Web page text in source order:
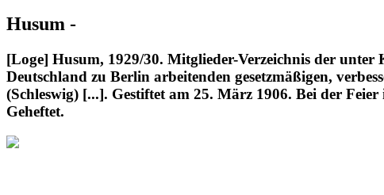
Husum -
[Loge] Husum, 1929/30. Mitglieder-Verzeichnis der
Deutschland zu Berlin arbeitenden gesetzmäßigen,
(Schleswig) [...]. Gestiftet am 25. März 1906. Bei der
Geheftet.